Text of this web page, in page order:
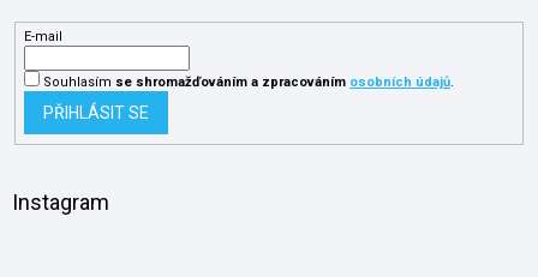
E-mail
Souhlasím se shromažďováníma zpracováním osobních údajů.
PŘIHLÁSIT SE
Instagram